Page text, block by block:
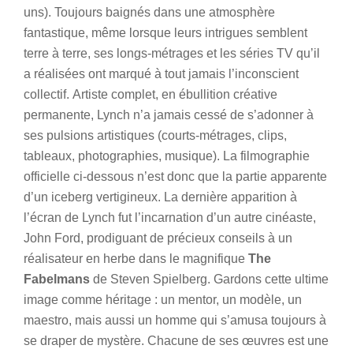
uns). Toujours baignés dans une atmosphère
fantastique, même lorsque leurs intrigues semblent
terre à terre, ses longs-métrages et les séries TV qu’il
a réalisées ont marqué à tout jamais l’inconscient
collectif. Artiste complet, en ébullition créative
permanente, Lynch n’a jamais cessé de s’adonner à
ses pulsions artistiques (courts-métrages, clips,
tableaux, photographies, musique). La filmographie
officielle ci-dessous n’est donc que la partie apparente
d’un iceberg vertigineux. La dernière apparition à
l’écran de Lynch fut l’incarnation d’un autre cinéaste,
John Ford, prodiguant de précieux conseils à un
réalisateur en herbe dans le magnifique The
Fabelmans de Steven Spielberg. Gardons cette ultime
image comme héritage : un mentor, un modèle, un
maestro, mais aussi un homme qui s’amusa toujours à
se draper de mystère. Chacune de ses œuvres est une